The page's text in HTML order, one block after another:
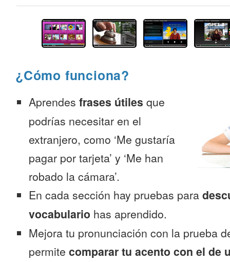
¿Cómo funciona?
Aprendes frases útiles que
podrías necesitar en el
extranjero, como ‘Me gustaría
pagar por tarjeta’ y ‘Me han
robado la cámara’.
En cada sección hay pruebas para
vocabulario has aprendido.
Mejora tu pronunciación con la prueba
permite comparar tu acento con el de